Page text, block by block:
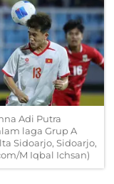
Adi Putra
laga Grup A
Sidoarjo, Sidoarjo,
M Iqbal Ichsan)